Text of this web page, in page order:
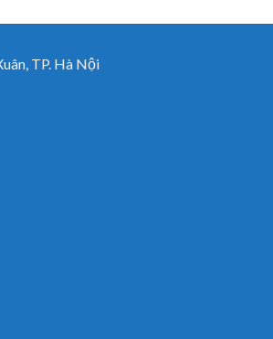
TP. Hà Nội